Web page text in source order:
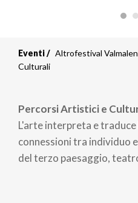
Eventi
Altrofestival
Culturali
Percorsi Artistici e
L'arte interpreta e
connessioni tra individuo
del terzo paesaggio,